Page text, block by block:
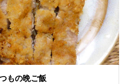
もの晩ご飯